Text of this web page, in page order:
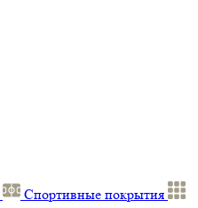
Спортивные покрытия